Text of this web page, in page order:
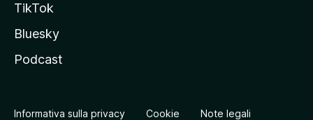
TikTok
Bluesky
Podcast
Informativa sulla privacy Cookie Note legali